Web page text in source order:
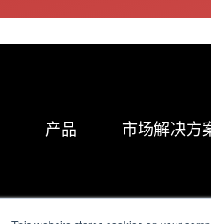
产品 市场解决方